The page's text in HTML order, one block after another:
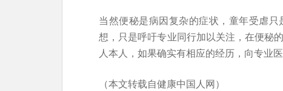
当然便秘是病因复杂的症状，童年受虐
想，只是呼吁专业同行加以关注，在便秘
人本人，如果确实有相应的经历，向专业
（本文转载自健康中国人网）